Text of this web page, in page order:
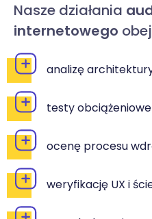
Nasze działania
internetowego
analizę
testy
ocenę procesu
weryfikację UX i